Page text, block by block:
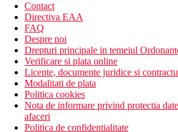
birou de turism
receptie deschisa non stop
menaj zilnic
spalatorie (constra cost)
aer conditionat
room service
serviciu de trezire
restaurant
bar
snack bar
parcare
Contact
Directiva EAA
FAQ
Despre noi
Drepturi principale in temeiul
Verificare si plata online
Licente, documente juridice si
Modalitati de plata
Politica cookies
Nota de informare privind protectia
afaceri
Politica de confidentialitate